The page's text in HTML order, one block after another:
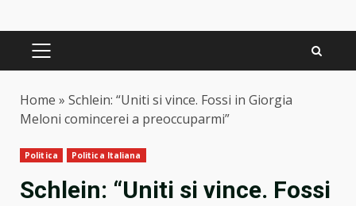
PRIMARY
Home » Schlein: “Uniti si vince. Fossi in Giorgia
Meloni comincerei a preoccuparmi”
Politica Politica Italiana
Schlein: “Uniti si vince. Fossi